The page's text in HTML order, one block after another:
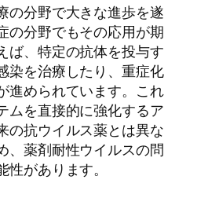
の分野で大きな進歩を遂
の分野でもその応用が期
ば、特定の抗体を投与す
染を治療したり、重症化
進められています。これ
ムを直接的に強化するア
の抗ウイルス薬とは異な
、薬剤耐性ウイルスの問
があります。